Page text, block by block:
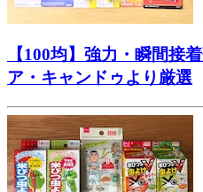
【100均】強力・瞬間接
ア・キャンドゥより厳選